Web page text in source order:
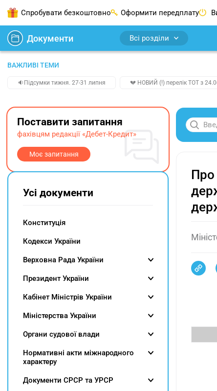
Спробувати безкоштовно Оформити передплату
Документи Всі розділи
ВАЖЛИВІ ТЕМИ
🔉Підсумки тижня. 27-31 липня 💔 НОВИЙ (!) перелік ТОТ з
Про
Поставити запитання
фахівцям редакції «Дебет-Кредит»
Моє запитання
Усі документи
Конституція
Кодекси України
Верховна Рада України
Президент України
Кабінет Міністрів України
Міністерства України
Органи судової влади
Нормативні акти міжнародного
характеру
Документи СРСР та УРСР